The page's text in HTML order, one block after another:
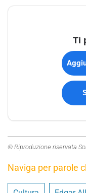
Ti
© Riproduzione riservata
Naviga per parole